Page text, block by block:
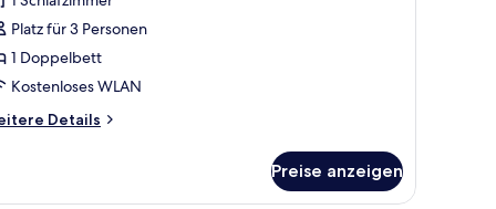
Platz für 3 Personen
1 Doppelbett
Kostenloses WLAN
Details
Preise anzeigen